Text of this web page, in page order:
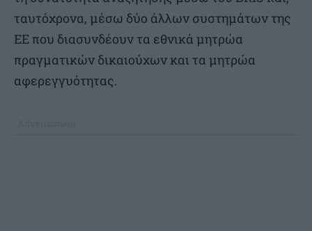
ταυτόχρονα, μέσω δύο άλλων συστημάτων της
ΕΕ που διασυνδέουν τα εθνικά μητρώα
πραγματικών δικαιούχων και τα μητρώα
αφερεγγυότητας.